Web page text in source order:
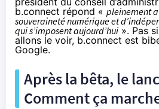
b.connect répond « pleinement
souveraineté numérique et
qui s’imposent aujourd’hui ». Pas
allons le voir, b.connect est
Google.
Après la bêta, le
Comment ça